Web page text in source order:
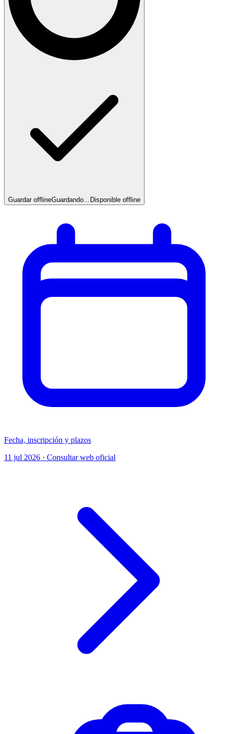
Guardar offlineGuardando… Disponible offline
Fecha, inscripción y plazos
11 jul 2026 · Consultar web oficial